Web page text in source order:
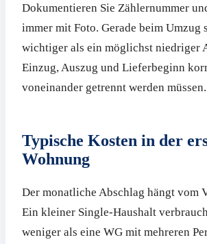
Dokumentieren Sie Zählernummer
immer mit Foto. Gerade beim Umzug
wichtiger als ein möglichst niedriger
Einzug, Auszug und Lieferbeginn
voneinander getrennt werden müssen.
Typische Kosten in der
Wohnung
Der monatliche Abschlag hängt vom
Ein kleiner Single-Haushalt
weniger als eine WG mit mehreren